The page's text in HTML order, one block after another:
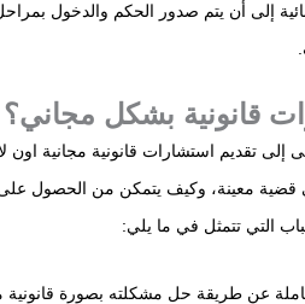
إلى أن يتم صدور الحكم والدخول
قانونية بشكل مجاني؟
تقديم استشارات قانونية مجانية اون
قضية معينة، وكيف يتمكن من الحصول
التي تتمثل في ما يلي:
عن طريقة حل مشكلته بصورة